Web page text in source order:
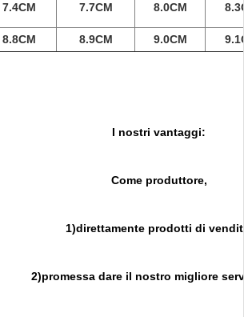
7.4CM 7.7CM 8.0CM
8.8CM 8.9CM 9.0CM
I nostri vantaggi:
Come produttore,
1)direttamente prodotti di
2)promessa dare il nostro migliore